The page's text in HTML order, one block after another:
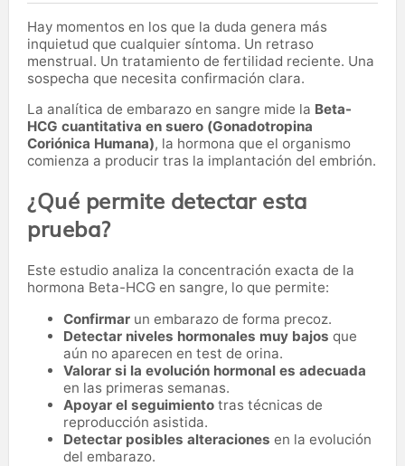
Hay momentos en los que la duda genera más
inquietud que cualquier síntoma. Un retraso
menstrual. Un tratamiento de fertilidad reciente. Una
sospecha que necesita confirmación clara.
La analítica de embarazo en sangre mide la Beta-
HCG cuantitativa en suero (Gonadotropina
Coriónica Humana), la hormona que el organismo
comienza a producir tras la implantación del embrión.
¿Qué permite detectar esta
prueba?
Este estudio analiza la concentración exacta de la
hormona Beta-HCG en sangre, lo que permite:
Confirmar un embarazo de forma precoz.
Detectar niveles hormonales muy bajos que
aún no aparecen en test de orina.
Valorar si la evolución hormonal es adecuada
en las primeras semanas.
Apoyar el seguimiento tras técnicas de
reproducción asistida.
Detectar posibles alteraciones en la evolución
del embarazo.